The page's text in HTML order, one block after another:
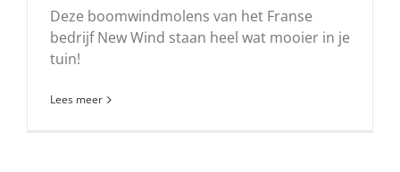
Deze boomwindmolens van het Franse
bedrijf New Wind staan heel wat mooier in je
tuin!
Lees meer